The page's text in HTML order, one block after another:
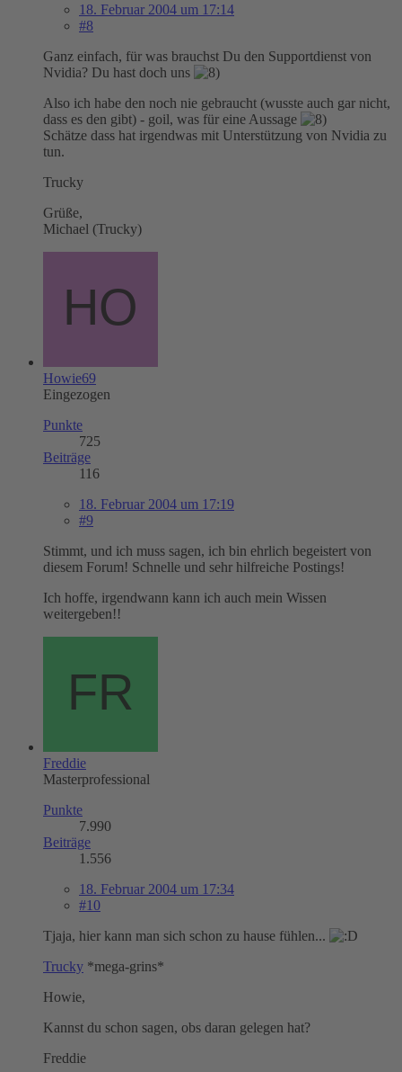
18. Februar 2004 um 17:14
#8
Ganz einfach, für was brauchst Du den Supportdienst von
Nvidia? Du hast doch uns
Also ich habe den noch nie gebraucht (wusste auch gar nicht,
dass es den gibt) - goil, was für eine Aussage
Schätze dass hat irgendwas mit Unterstützung von Nvidia zu
tun.
Trucky
Grüße,
Michael (Trucky)
Howie69
Eingezogen
Punkte
725
Beiträge
116
18. Februar 2004 um 17:19
#9
Stimmt, und ich muss sagen, ich bin ehrlich begeistert von
diesem Forum! Schnelle und sehr hilfreiche Postings!
Ich hoffe, irgendwann kann ich auch mein Wissen
weitergeben!!
Freddie
Masterprofessional
Punkte
7.990
Beiträge
1.556
18. Februar 2004 um 17:34
#10
Tjaja, hier kann man sich schon zu hause fühlen...
Trucky *mega-grins*
Howie,
Kannst du schon sagen, obs daran gelegen hat?
Freddie